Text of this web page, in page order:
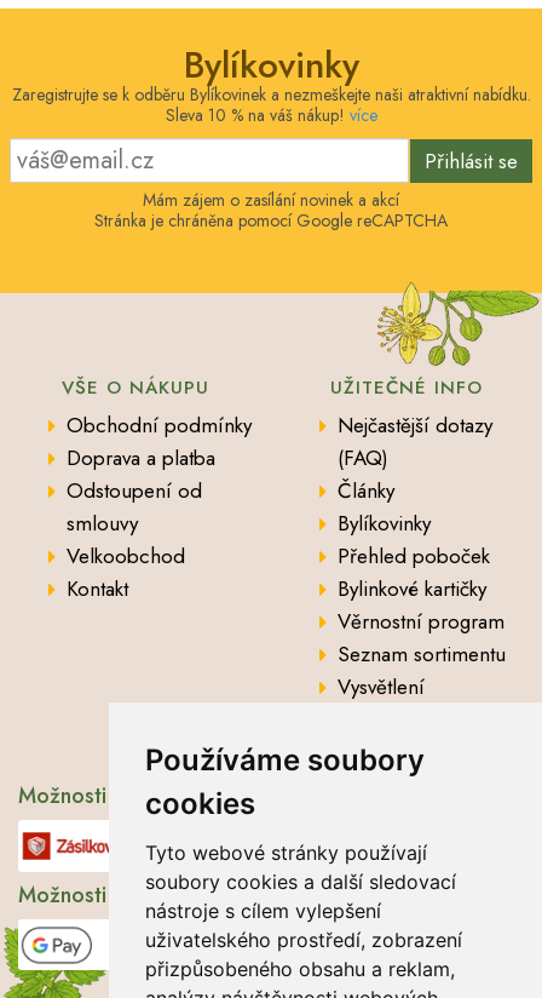
Používáme soubory
cookies
Tyto webové stránky používají
soubory cookies a další sledovací
nástroje s cílem vylepšení
uživatelského prostředí, zobrazení
přizpůsobeného obsahu a reklam,
Bylíkovinky
Zaregistrujte se k odběru Bylíkovinek a nezmeškejte naši atraktivní nabídku.
Sleva 10 % na váš nákup! více
Přihlásit se
Mám zájem o zasílání novinek a akcí
Stránka je chráněna pomocí Google reCAPTCHA
VŠE O NÁKUPU
Obchodní podmínky
Doprava a platba
Odstoupení od
smlouvy
Velkoobchod
Kontakt
UŽITEČNÉ INFO
Nejčastější dotazy
(FAQ)
Články
Bylíkovinky
Přehled poboček
Bylinkové kartičky
Věrnostní program
Seznam sortimentu
Vysvětlení
Možnosti dopravy
Možnosti platby